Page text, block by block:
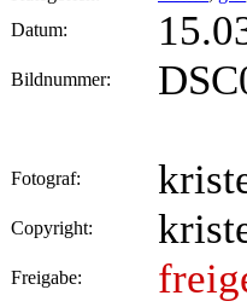
Datum:
Bildnummer:
Fotograf:
Copyright:
Freigabe: